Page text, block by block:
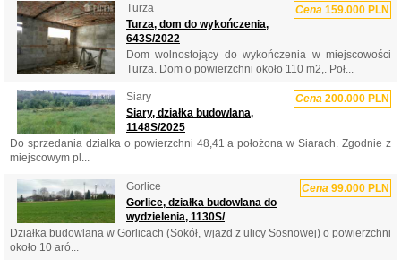
Turza Cena 159.000 PLN
Turza, dom do wykończenia,
643S/2022
Dom wolnostojący do wykończenia w miejscowości
Turza. Dom o powierzchni około 110 m2,. Poł...
Siary Cena 200.000 PLN
Siary, działka budowlana,
1148S/2025
Do sprzedania działka o powierzchni 48,41 a położona w Siarach. Zgodnie z
miejscowym pl...
Gorlice Cena 99.000 PLN
Gorlice, działka budowlana do
wydzielenia, 1130S/
Działka budowlana w Gorlicach (Sokół, wjazd z ulicy Sosnowej) o powierzchni
około 10 aró...